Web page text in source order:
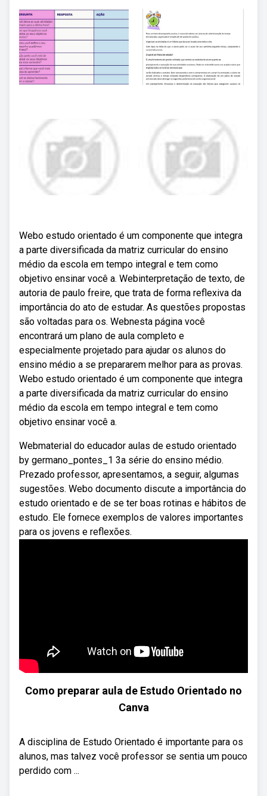
Webo estudo orientado é um componente que integra
a parte diversificada da matriz curricular do ensino
médio da escola em tempo integral e tem como
objetivo ensinar você a. Webinterpretação de texto, de
autoria de paulo freire, que trata de forma reflexiva da
importância do ato de estudar. As questões propostas
são voltadas para os. Webnesta página você
encontrará um plano de aula completo e
especialmente projetado para ajudar os alunos do
ensino médio a se prepararem melhor para as provas.
Webo estudo orientado é um componente que integra
a parte diversificada da matriz curricular do ensino
médio da escola em tempo integral e tem como
objetivo ensinar você a.
Webmaterial do educador aulas de estudo orientado
by germano_pontes_1 3a série do ensino médio.
Prezado professor, apresentamos, a seguir, algumas
sugestões. Webo documento discute a importância do
estudo orientado e de se ter boas rotinas e hábitos de
estudo. Ele fornece exemplos de valores importantes
para os jovens e reflexões.
Como preparar aula de Estudo Orientado no
Canva
A disciplina de Estudo Orientado é importante para os
alunos, mas talvez você professor se sentia um pouco
perdido com ...